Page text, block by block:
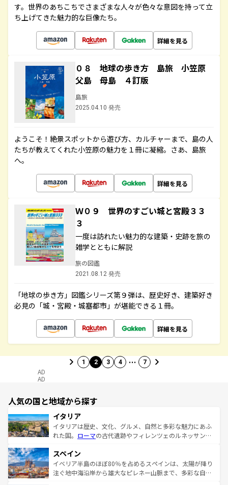
す。世界のあちこちでさまざまな人々が色々な意図を持って立
ち上げてきた魅力的な巨像たち。
詳細を見る
０８ 地球の歩き方 島旅 小笠原
父島 母島 ４訂版
島旅
2025.04.10 発売
ようこそ！絶景スポットから遊び方、カルチャーまで、島の人
たちが教えてくれた小笠原の魅力を１冊に凝縮。さあ、島旅
へ。
詳細を見る
Ｗ０９ 世界のすごい城と宮殿３３
３
一度は訪れたい魅力的な建築・史跡を旅の
雑学とともに解説
旅の図鑑
2021.08.12 発売
「地球の歩き方」図鑑シリーズ第９弾は、歴史好き、建築好き
必見の「城・宮殿・城塞都市」が堪能できる１冊。
詳細を見る
1 2 3 4 … 7
AD
AD
人気の国と地域から探す
イタリア
イタリアは歴史、文化、グルメ、自然と多彩な魅力にあふ
れた国。 ローマの古代遺跡やフィレンツェのルネッサンス
ろん、トスカーナの美しい田園風景やアマルフィ海岸の絶
景など、自然景観も見逃せない。観光の合間には、本場の
ピザやパスタなど、絶品のイタリア料理を堪能することも
スペイン
イベリア半島のほぼ80％を占めるスペインは、太陽が降り
注ぐ地中海沿岸から雄大なピレネー山脈まで、多彩な自然